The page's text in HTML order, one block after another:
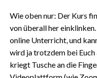
Wie oben nur: Der Kurs
von überall her
online Unterricht, und
wird ja trotzdem bei Euch
kriegt Tusche an die